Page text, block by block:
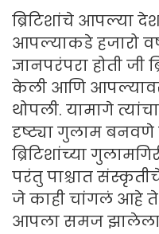
ब्रिटिशांचे आपल्या
आपल्याकडे हजारो
ज्ञानपरंपरा होती जी
केली आणि आपल्यावर
थोपली. यामागे
दृष्ट्या गुलाम
ब्रिटिशांच्या
परंतु पाश्चात
जे काही चांगलं आहे ते
आपला समज